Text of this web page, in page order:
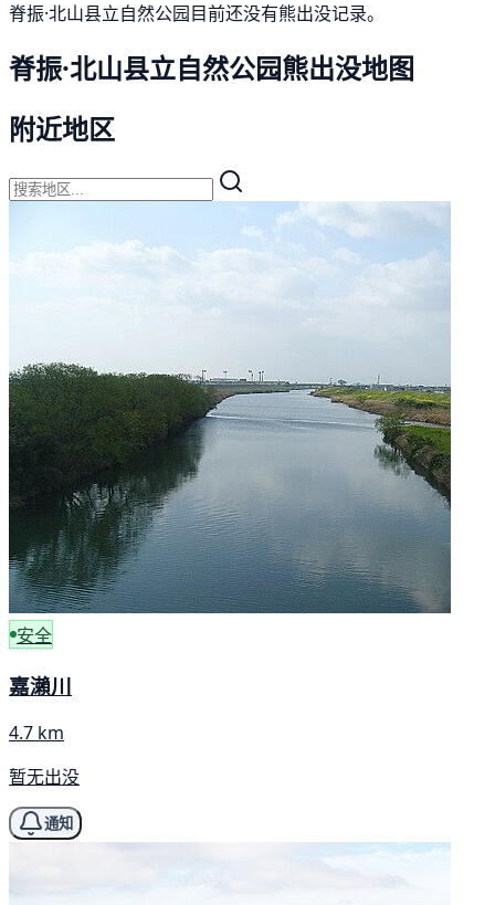
脊振·北山县立自然公园目前还没有熊出没记录。
脊振·北山县立自然公园熊出没地图
附近地区
安全
嘉瀨川
4.7 km
暂无出没
通知